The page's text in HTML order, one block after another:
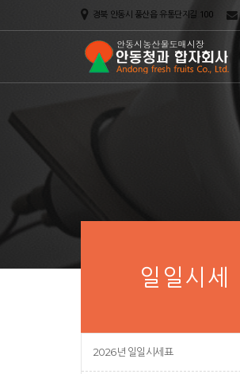
경북 안동시 풍산읍 유통단지길 100
일일시세
2026년 일일시세표